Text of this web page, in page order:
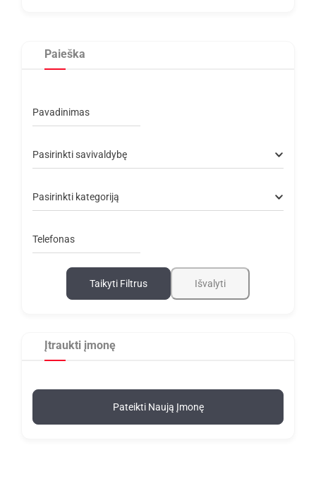
Paieška
Pavadinimas
Pasirinkti savivaldybę
Pasirinkti kategoriją
Telefonas
Taikyti Filtrus Išvalyti
Įtraukti įmonę
Pateikti Naują Įmonę